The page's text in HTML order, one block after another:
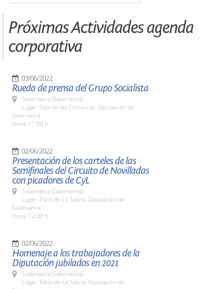
Próximas Actividades agenda
corporativa
03/06/2022
Rueda de prensa del Grupo Socialista
Salamanca (Salamanca)
Lugar: Sala de las Comarcas. Diputación de
Salamanca
Hora: 11:00 h.
02/06/2022
Presentación de los carteles de las
Semifinales del Circuito de Novilladas
con picadores de CyL
Salamanca (Salamanca)
Lugar: Patio de La Salina. Diputación de
Salamanca
Hora: 12:00 h.
02/06/2022
Homenaje a los trabajadores de la
Diputación jubilados en 2021
Salamanca (Salamanca)
Lugar: Patio de La Salina. Diputación de